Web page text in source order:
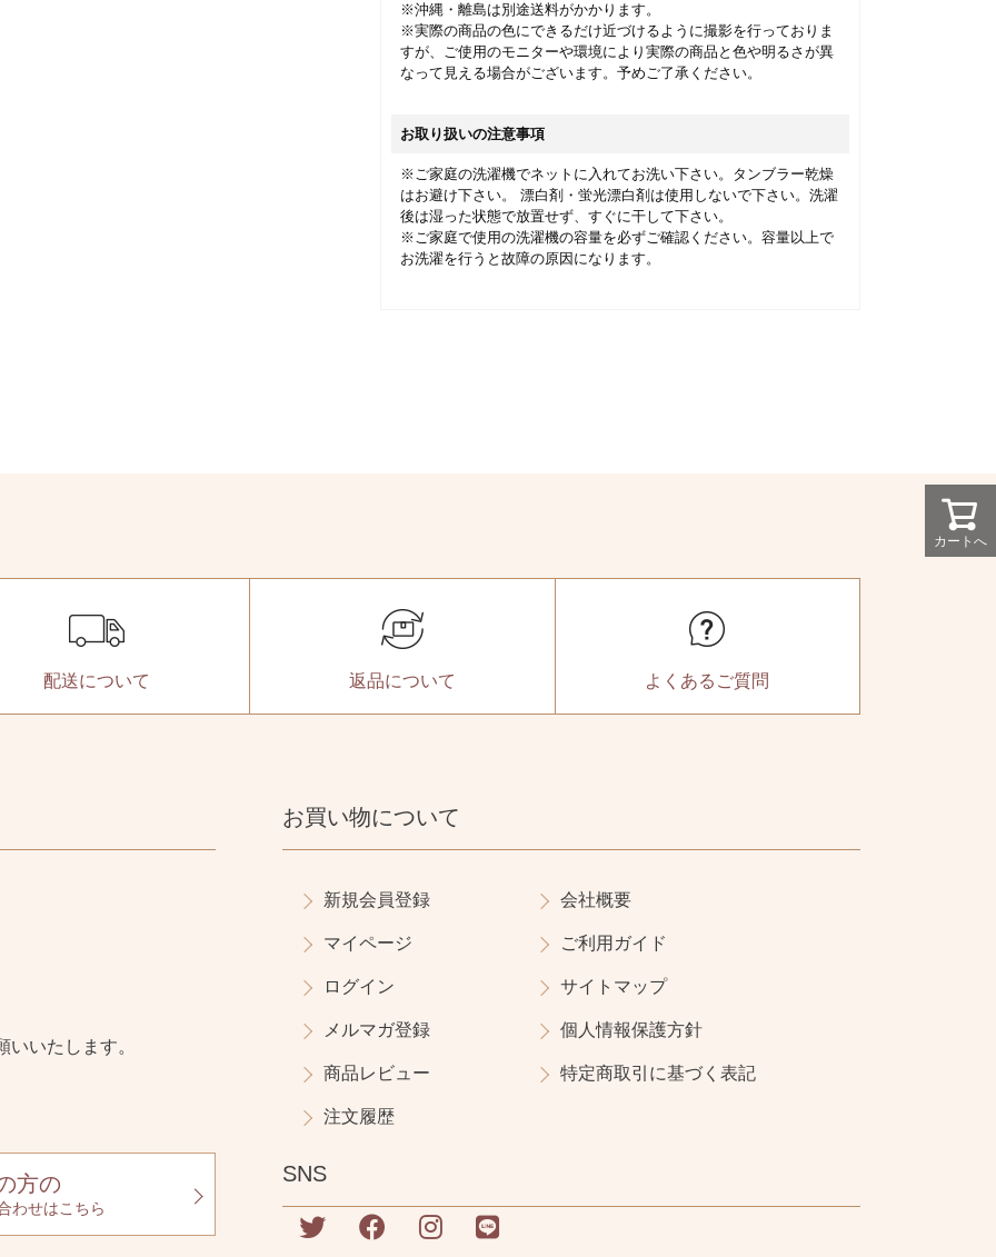
カートへ
※沖縄・離島は別途送料がかかります。
※実際の商品の色にできるだけ近づけるように撮影を行っておりま
すが、ご使用のモニターや環境により実際の商品と色や明るさが異
なって見える場合がございます。予めご了承ください。
お取り扱いの注意事項
※ご家庭の洗濯機でネットに入れてお洗い下さい。タンブラー乾燥
はお避け下さい。 漂白剤・蛍光漂白剤は使用しないで下さい。洗濯
後は湿った状態で放置せず、すぐに干して下さい。
※ご家庭で使用の洗濯機の容量を必ずご確認ください。容量以上で
お洗濯を行うと故障の原因になります。
配送について 返品について よくある ご質問
いたします。
方の
わせはこちら
お買い物について
新規会員登録
マイページ
ログイン
メルマガ登録
商品レビュー
注文履歴
会社概要
ご利用ガイド
サイトマップ
個人情報保護方針
特定商取引に基づく表記
SNS